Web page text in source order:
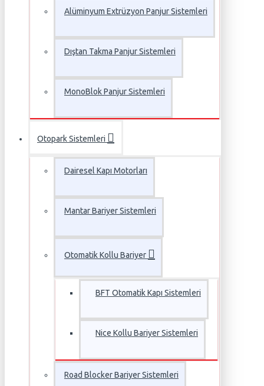
Alüminyum Extrüzyon Panjur Sistemleri
Dıştan Takma Panjur Sistemleri
MonoBlok Panjur Sistemleri
Otopark Sistemleri
Dairesel Kapı Motorları
Mantar Bariyer Sistemleri
Otomatik Kollu Bariyer
BFT Otomatik Kapı Sistemleri
Nice Kollu Bariyer Sistemleri
Road Blocker Bariyer Sistemleri